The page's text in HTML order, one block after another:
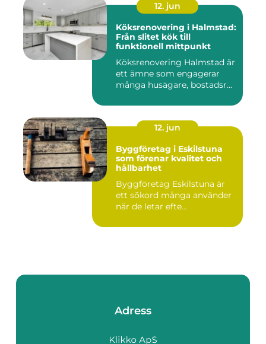
12. jun
Köksrenovering i Halmstad:
Från slitet kök till
funktionell mittpunkt
Köksrenovering Halmstad är
ett ämne som engagerar
många husägare, bostadsr...
12. jun
Byggföretag i Eskilstuna
som förenar kvalitet och
hållbarhet
Byggföretag Eskilstuna är
ett sökord många använder
när de letar efte...
Adress